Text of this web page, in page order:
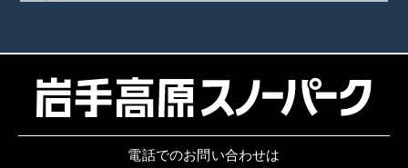
電話でのお問い合わせは